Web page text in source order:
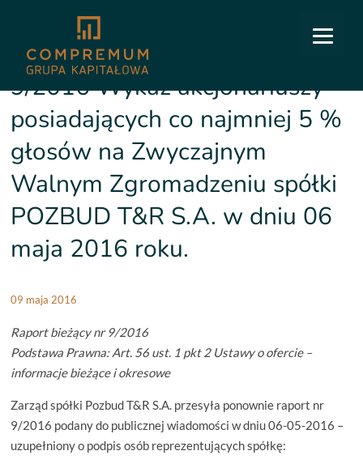
Relacje inwestorskie
posiadających co najmniej 5 % głosów na Zwyczajnym Walnym Zgromadzeniu spółki POZBUD
T&R S.A. w dniu 06 maja 2016 roku.
9/2016 Wykaz akcjonariuszy
posiadających co najmniej 5 %
głosów na Zwyczajnym
Walnym Zgromadzeniu spółki
POZBUD T&R S.A. w dniu 06
maja 2016 roku.
09 maja 2016
Raport bieżący nr 9/2016
Podstawa Prawna: Art. 56 ust. 1 pkt 2 Ustawy o ofercie –
informacje bieżące i okresowe
Zarząd spółki Pozbud T&R S.A. przesyła ponownie raport nr
9/2016 podany do publicznej wiadomości w dniu 06-05-2016 –
uzupełniony o podpis osób reprezentujących spółkę: